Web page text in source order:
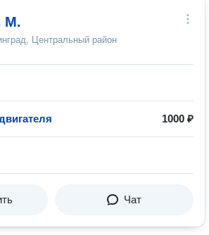
M.
Центральный район
1000 ₽
Чат